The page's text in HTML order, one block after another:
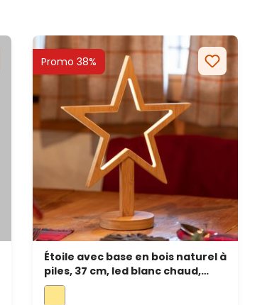
Promo 38%
Étoile avec base en bois naturel à
piles, 37 cm, led blanc chaud,
utilisation en intérieur